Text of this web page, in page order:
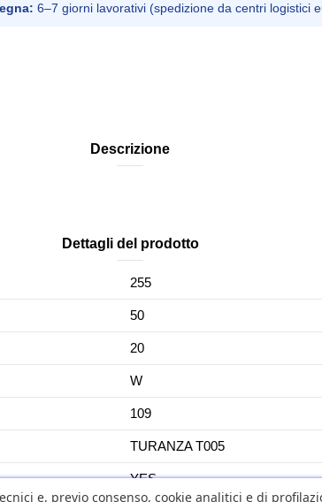
6–7 giorni lavorativi (spedizione da centri logistici
Descrizione
Dettagli del prodotto
255
50
20
W
109
TURANZA T005
YES
e, previo consenso, cookie analitici e di